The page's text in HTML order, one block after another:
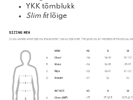
YKK tõmblukk
Slim fitlõige